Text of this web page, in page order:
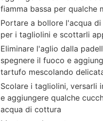
fiamma bassa per qualche
Portare a bollore l'acqua
per i tagliolini e scottarli
Eliminare l'aglio dalla
spegnere il fuoco e
tartufo mescolando
Scolare i tagliolini, versarli
e aggiungere qualche
acqua di cottura